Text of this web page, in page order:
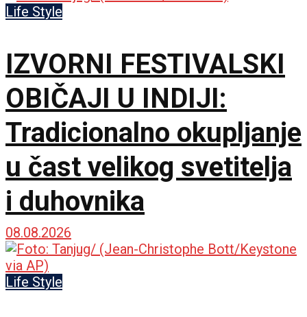
demonstranti, građani i
policija zbog rada kafića
subotom
Life Style
IZVORNI FESTIVALSKI
OBIČAJI U INDIJI:
Tradicionalno okupljanje
u čast velikog svetitelja
i duhovnika
08.08.2026
Life Style